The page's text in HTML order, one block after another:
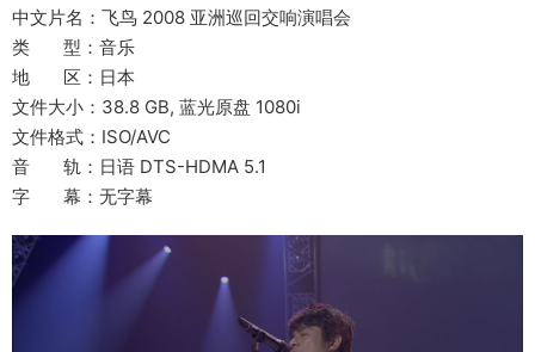
中文片名：飞鸟 2008 亚洲巡回交响演唱会
类 型：音乐
地 区：日本
文件大小：38.8 GB, 蓝光原盘 1080i
文件格式：ISO/AVC
音 轨：日语 DTS-HDMA 5.1
字 幕：无字幕